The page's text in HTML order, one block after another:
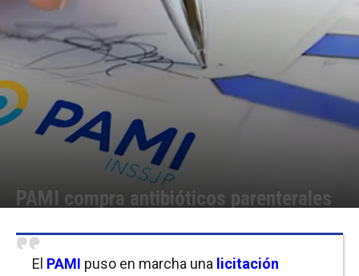
PAMI compra antibióticos parenterales
El PAMI puso en marcha una licitación